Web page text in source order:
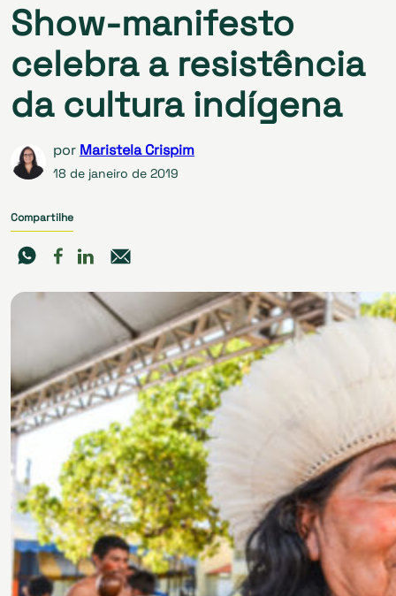
Show-manifesto
celebra a resistência
da cultura indígena
por Maristela Crispim
18 de janeiro de 2019
Compartilhe